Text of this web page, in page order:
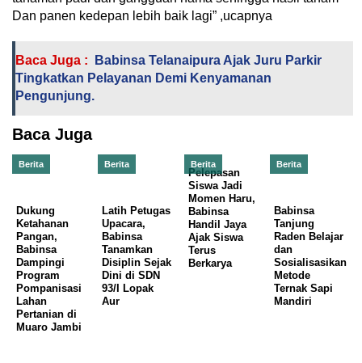
Dan panen kedepan lebih baik lagi” ,ucapnya
Baca Juga :
Babinsa Telanaipura Ajak Juru Parkir
Tingkatkan Pelayanan Demi Kenyamanan
Pengunjung.
Baca Juga
Berita
Dukung
Ketahanan
Pangan,
Babinsa
Dampingi
Program
Pompanisasi
Lahan
Pertanian di
Muaro Jambi
Berita
Latih Petugas
Upacara,
Babinsa
Tanamkan
Disiplin Sejak
Dini di SDN
93/I Lopak
Aur
Berita
Pelepasan
Siswa Jadi
Momen Haru,
Babinsa
Handil Jaya
Ajak Siswa
Terus
Berkarya
Berita
Babinsa
Tanjung
Raden Belajar
dan
Sosialisasikan
Metode
Ternak Sapi
Mandiri